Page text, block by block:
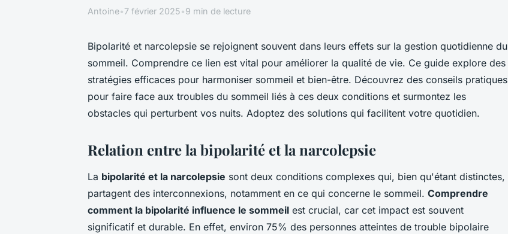
Antoine•7 février 2025•9 min de lecture
Bipolarité et narcolepsie se rejoignent souvent dans leurs effets sur la gestion quotidienne du
sommeil. Comprendre ce lien est vital pour améliorer la qualité de vie. Ce guide explore des
stratégies efficaces pour harmoniser sommeil et bien-être. Découvrez des conseils pratiques
pour faire face aux troubles du sommeil liés à ces deux conditions et surmontez les
obstacles qui perturbent vos nuits. Adoptez des solutions qui facilitent votre quotidien.
Relation entre la bipolarité et la narcolepsie
La bipolarité et la narcolepsie sont deux conditions complexes qui, bien qu'étant distinctes,
partagent des interconnexions, notamment en ce qui concerne le sommeil. Comprendre
comment la bipolarité influence le sommeil est crucial, car cet impact est souvent
significatif et durable. En effet, environ 75% des personnes atteintes de trouble bipolaire